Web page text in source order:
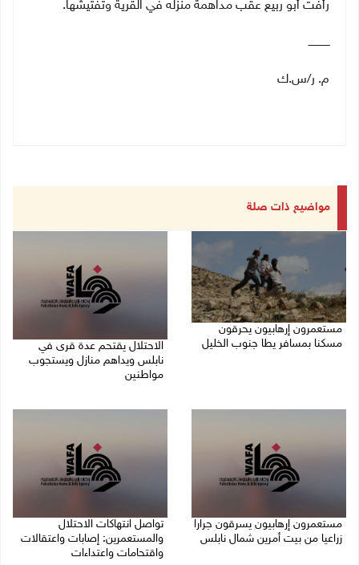
رأفت أبو ربيع عقب مداهمة منزله في القرية وتفتيشها.
ـــــــــــــ
م. ر/س.ك
مواضيع ذات صلة
مستعمرون إرهابيون يحرقون
مسكنا بمسافر يطا جنوب الخليل
الاحتلال يقتحم عدة قرى في
نابلس ويداهم منازل ويستجوب
مواطنين
مستعمرون إرهابيون يسرقون جرارا
زراعيا من بيت أمرين شمال نابلس
تواصل انتهاكات الاحتلال
والمستعمرين: إصابات واعتقالات
واقتحامات واعتداءات